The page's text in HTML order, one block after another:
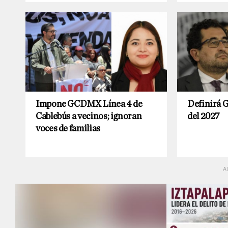
Impone GCDMX Línea 4 de
Cablebús a vecinos; ignoran
voces de familias
Definirá
del 2027